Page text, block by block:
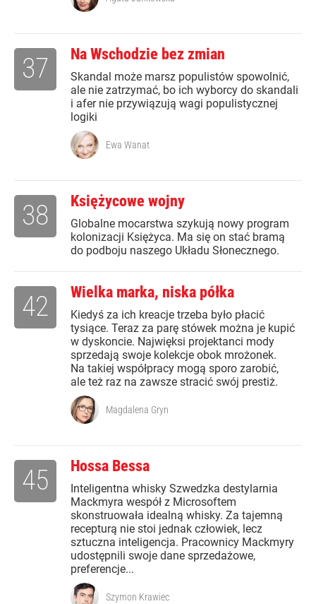
Na Wschodzie bez zmian
Skandal może marsz populistów spowolnić,
ale nie zatrzymać, bo ich wyborcy do skandali
i afer nie przywiązują wagi populistycznej
logiki
37
Ewa Wanat
Księżycowe wojny
Globalne mocarstwa szykują nowy program
kolonizacji Księżyca. Ma się on stać bramą
do podboju naszego Układu Słonecznego.
38
Wielka marka, niska półka
Kiedyś za ich kreacje trzeba było płacić
tysiące. Teraz za parę stówek można je kupić
w dyskoncie. Najwięksi projektanci mody
sprzedają swoje kolekcje obok mrożonek.
Na takiej współpracy mogą sporo zarobić,
ale też raz na zawsze stracić swój prestiż.
42
Magdalena Gryn
Hossa Bessa
Inteligentna whisky Szwedzka destylarnia
Mackmyra wespół z Microsoftem
skonstruowała idealną whisky. Za tajemną
recepturą nie stoi jednak człowiek, lecz
sztuczna inteligencja. Pracownicy Mackmyry
udostępnili swoje dane sprzedażowe,
preferencje...
45
Szymon Krawiec